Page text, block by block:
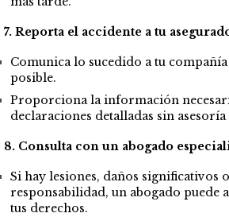
7. Reporta el accidente a tu
Comunica lo sucedido a tu
posible.
Proporciona la información
declaraciones detalladas sin asesoría
8. Consulta con un abogado
Si hay lesiones, daños significativos
responsabilidad, un abogado puede
tus derechos.